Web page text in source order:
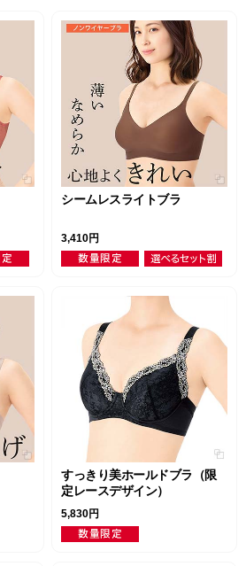
シームレスライトブラ
3,410円
すっきり美ホールドブラ（限
定レースデザイン）
5,830円